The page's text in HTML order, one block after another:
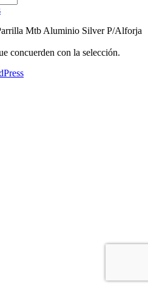
Mtb Aluminio Silver P/Alforja
concuerden con la selección.